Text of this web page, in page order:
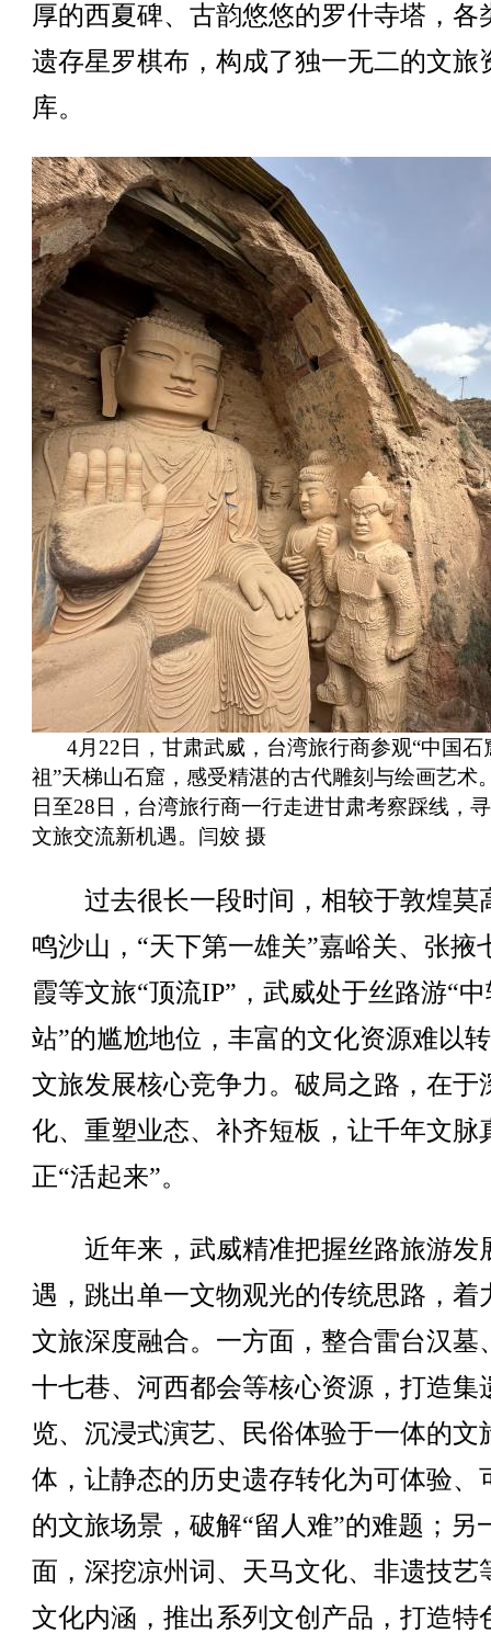
厚的西夏碑、古韵悠悠的罗什寺塔，各
遗存星罗棋布，构成了独一无二的文旅
库。
4月22日，甘肃武威，台湾旅行商参观“中国石
祖”天梯山石窟，感受精湛的古代雕刻与绘画艺术
日至28日，台湾旅行商一行走进甘肃考察踩线，
文旅交流新机遇。闫姣 摄
过去很长一段时间，相较于敦煌莫
鸣沙山，“天下第一雄关”嘉峪关、张掖
霞等文旅“顶流IP”，武威处于丝路游“
站”的尴尬地位，丰富的文化资源难以
文旅发展核心竞争力。破局之路，在于
化、重塑业态、补齐短板，让千年文脉
正“活起来”。
近年来，武威精准把握丝路旅游发
遇，跳出单一文物观光的传统思路，着
文旅深度融合。一方面，整合雷台汉墓
十七巷、河西都会等核心资源，打造集
览、沉浸式演艺、民俗体验于一体的文
体，让静态的历史遗存转化为可体验、
的文旅场景，破解“留人难”的难题；另
面，深挖凉州词、天马文化、非遗技艺
文化内涵，推出系列文创产品，打造特